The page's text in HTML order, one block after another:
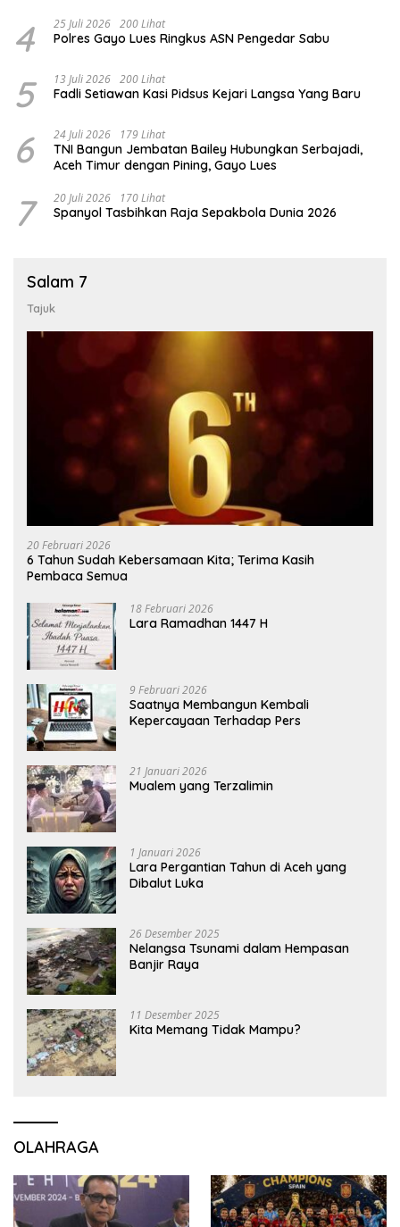
4 25 Juli 2026 200 Lihat
Polres Gayo Lues Ringkus ASN Pengedar Sabu
5 13 Juli 2026 200 Lihat
Fadli Setiawan Kasi Pidsus Kejari Langsa Yang Baru
6 24 Juli 2026 179 Lihat
TNI Bangun Jembatan Bailey Hubungkan Serbajadi,
Aceh Timur dengan Pining, Gayo Lues
7 20 Juli 2026 170 Lihat
Spanyol Tasbihkan Raja Sepakbola Dunia 2026
Salam 7
Tajuk
20 Februari 2026
6 Tahun Sudah Kebersamaan Kita; Terima Kasih
Pembaca Semua
18 Februari 2026
Lara Ramadhan 1447 H
9 Februari 2026
Saatnya Membangun Kembali
Kepercayaan Terhadap Pers
21 Januari 2026
Mualem yang Terzalimin
1 Januari 2026
Lara Pergantian Tahun di Aceh yang
Dibalut Luka
26 Desember 2025
Nelangsa Tsunami dalam Hempasan
Banjir Raya
11 Desember 2025
Kita Memang Tidak Mampu?
OLAHRAGA